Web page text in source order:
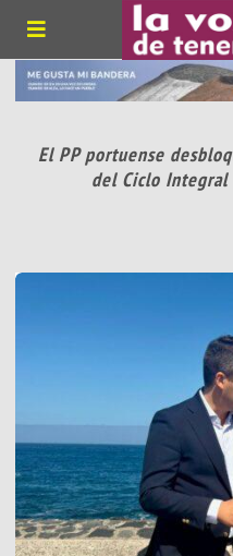
El PP portuense
del Ciclo